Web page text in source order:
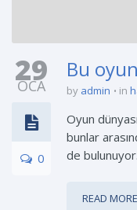
29
OCA
0
Bu
by admin in
Oyun
bunlar
de
READ MORE